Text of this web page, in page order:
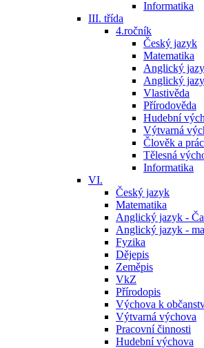
Informatika
III. třída
4.ročník
Český jazyk
Matematika
Anglický
Anglický
Vlastivěda
Přírodověda
Hudební
Výtvarná
Člověk a
Tělesná
Informatika
VI.
Český jazyk
Matematika
Anglický jazyk -
Anglický jazyk -
Fyzika
Dějepis
Zeměpis
VkZ
Přírodopis
Výchova k
Výtvarná výchova
Pracovní činnosti
Hudební výchova